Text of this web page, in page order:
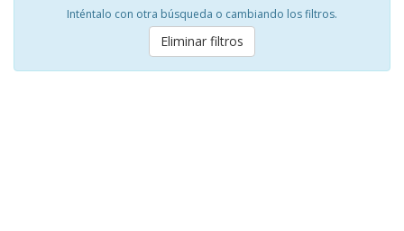
Inténtalo con otra búsqueda o cambiando los filtros.
Eliminar filtros